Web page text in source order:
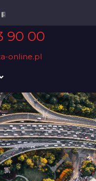
90 00
online.pl